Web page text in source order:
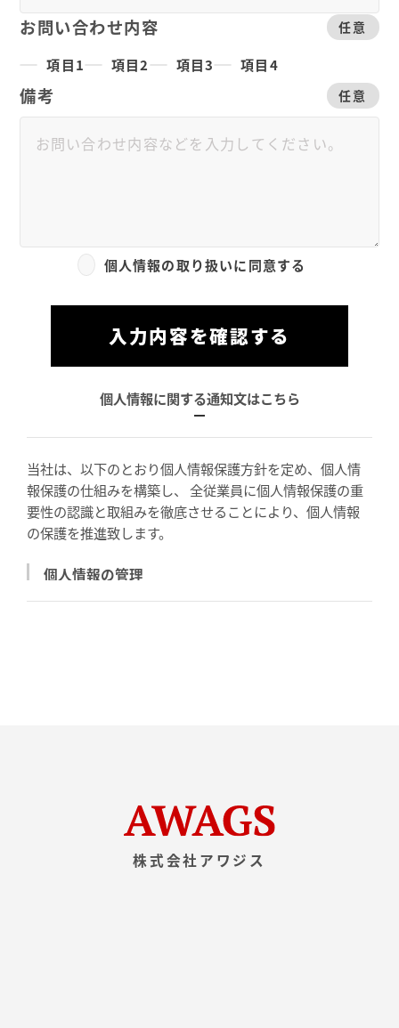
任意
お問い合わせ内容
項目1 項目2 項目3 項目4
任意
備考
個人情報の取り扱いに同意する
入力内容を確認する
個人情報に関する通知文はこちら
当社は、以下のとおり個人情報保護方針を定め、個人情
報保護の仕組みを構築し、 全従業員に個人情報保護の重
要性の認識と取組みを徹底させることにより、個人情報
の保護を推進致します。
個人情報の管理
当社は、お客さまの個人情報を正確かつ最新の状態に
連絡や業務のご案内やご質問に対する回答として、電
子メールや資料のご送付に利用いたします。
株式会社アワジス